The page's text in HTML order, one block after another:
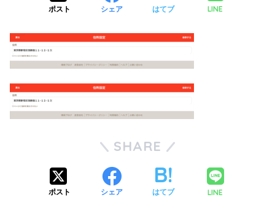
ポスト シェア はてブ LINE
SHARE
ポスト シェア はてブ LINE